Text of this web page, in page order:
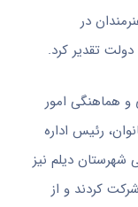
در
تقدیر کرد.
و هماهنگی امور
رئیس اداره
شهرستان دیلم نیز
کردند و از